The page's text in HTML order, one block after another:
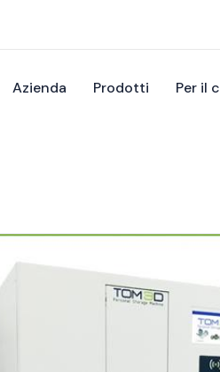
Azienda Prodotti Per il